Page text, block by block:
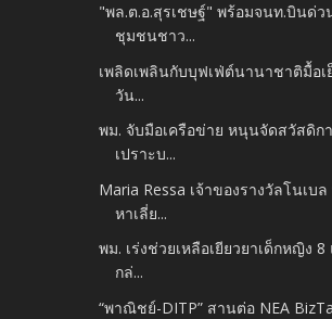
"พล.ต.อ.สุรเชษฐ์" พร้อมจนท.บินด่
ชุมชนชาว...
เพลิดเพลินกับบุฟเฟ่ต์นานาชาติมื้อ
วัน...
พม. จับมือเครือข่าย หนุนจัดสวัสดิก
เปราะบ...
Maria Ressa เจ้าของรางวัลโนเบ
หาเลี่ย...
พม. เร่งช่วยเหลือเยียวยาเด็กหญิง
กล่...
“พาณิชย์-DITP” สานต่อ NEA